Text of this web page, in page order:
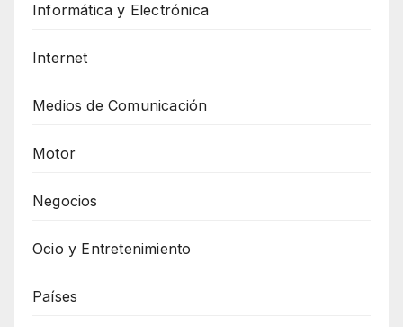
Informática y Electrónica
Internet
Medios de Comunicación
Motor
Negocios
Ocio y Entretenimiento
Países